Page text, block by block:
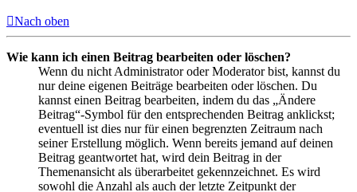
Nach oben
Wie kann ich einen Beitrag bearbeiten oder löschen?
Wenn du nicht Administrator oder Moderator bist, kannst du
nur deine eigenen Beiträge bearbeiten oder löschen. Du
kannst einen Beitrag bearbeiten, indem du das „Ändere
Beitrag“-Symbol für den entsprechenden Beitrag anklickst;
eventuell ist dies nur für einen begrenzten Zeitraum nach
seiner Erstellung möglich. Wenn bereits jemand auf deinen
Beitrag geantwortet hat, wird dein Beitrag in der
Themenansicht als überarbeitet gekennzeichnet. Es wird
sowohl die Anzahl als auch der letzte Zeitpunkt der